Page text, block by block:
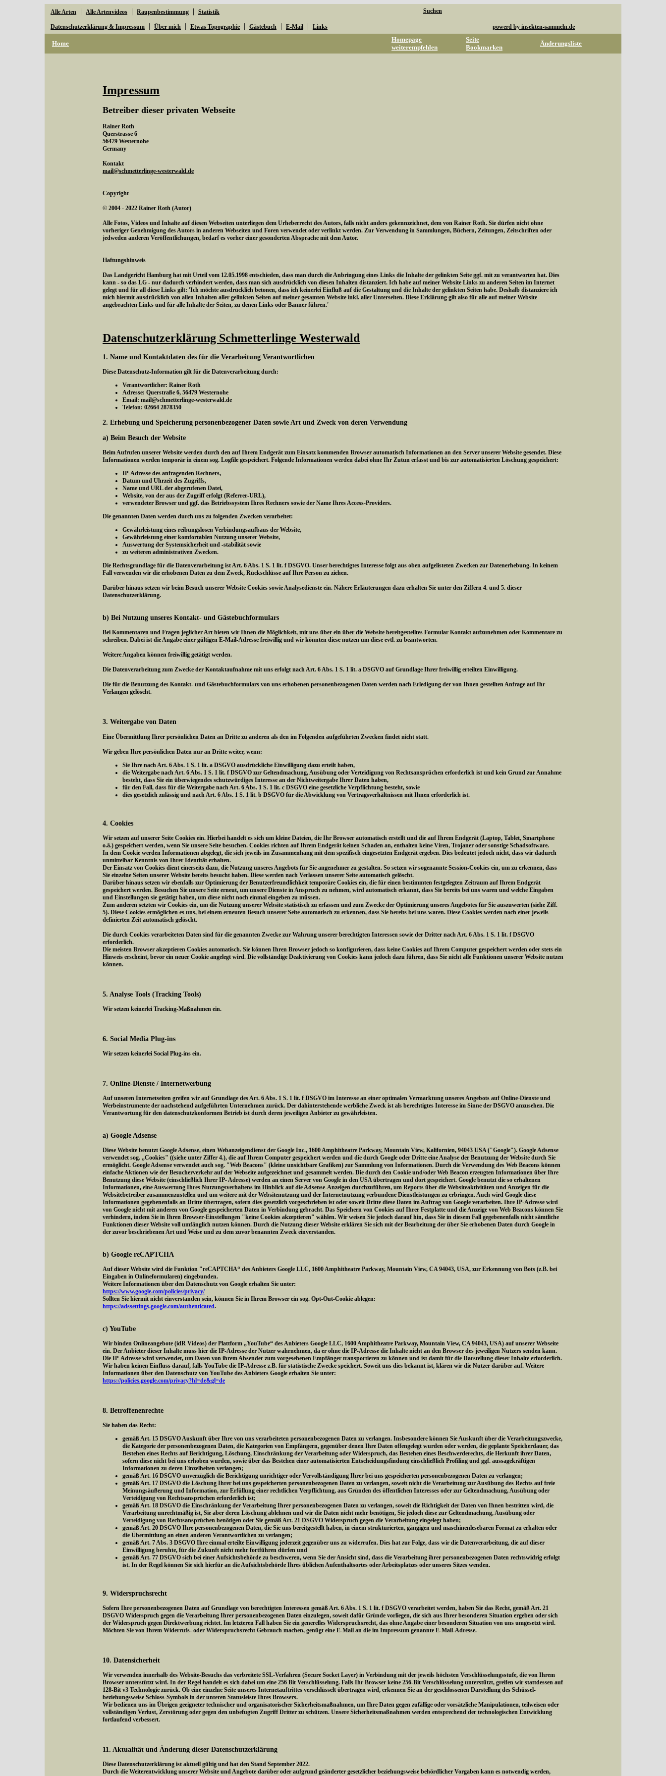
Alle Arten | Alle Artenvideos | Raupenbestimmung | Statistik Suchen
Datenschutzerklärung & Impressum | Über mich | Etwas Topographie | Gästebuch | E-Mail | Links powerd by insekten-sammeln.de
Home
Homepage
weiterempfehlen
Seite
Bookmarken
Änderungsliste
Impressum
Betreiber dieser privaten Webseite
Rainer Roth
Querstrasse 6
56479 Westernohe
Germany
Kontakt
mail@schmetterlinge-westerwald.de
Copyright
© 2004 - 2022 Rainer Roth (Autor)
Alle Fotos, Videos und Inhalte auf diesen Webseiten unterliegen dem Urheberrecht des Autors, falls nicht anders gekennzeichnet, dem von Rainer Roth. Sie dürfen nicht ohne
vorheriger Genehmigung des Autors in anderen Webseiten und Foren verwendet oder verlinkt werden. Zur Verwendung in Sammlungen, Büchern, Zeitungen, Zeitschriften oder
jedweden anderen Veröffentlichungen, bedarf es vorher einer gesonderten Absprache mit dem Autor.
Haftungshinweis
Das Landgericht Hamburg hat mit Urteil vom 12.05.1998 entschieden, dass man durch die Anbringung eines Links die Inhalte der gelinkten Seite ggf. mit zu verantworten hat. Dies
kann - so das LG - nur dadurch verhindert werden, dass man sich ausdrücklich von diesen Inhalten distanziert. Ich habe auf meiner Website Links zu anderen Seiten im Internet
gelegt und für all diese Links gilt: 'Ich möchte ausdrücklich betonen, dass ich keinerlei Einfluß auf die Gestaltung und die Inhalte der gelinkten Seiten habe. Deshalb distanziere ich
mich hiermit ausdrücklich von allen Inhalten aller gelinkten Seiten auf meiner gesamten Website inkl. aller Unterseiten. Diese Erklärung gilt also für alle auf meiner Website
angebrachten Links und für alle Inhalte der Seiten, zu denen Links oder Banner führen.'
Datenschutzerklärung Schmetterlinge Westerwald
1. Name und Kontaktdaten des für die Verarbeitung Verantwortlichen
Diese Datenschutz-Information gilt für die Datenverarbeitung durch:
Verantwortlicher: Rainer Roth
Adresse: Querstraße 6, 56479 Westernohe
Email: mail@schmetterlinge-westerwald.de
Telefon: 02664 2878350
2. Erhebung und Speicherung personenbezogener Daten sowie Art und Zweck von deren Verwendung
a) Beim Besuch der Website
Beim Aufrufen unserer Website werden durch den auf Ihrem Endgerät zum Einsatz kommenden Browser automatisch Informationen an den Server unserer Website gesendet. Diese
Informationen werden temporär in einem sog. Logfile gespeichert. Folgende Informationen werden dabei ohne Ihr Zutun erfasst und bis zur automatisierten Löschung gespeichert:
IP-Adresse des anfragenden Rechners,
Datum und Uhrzeit des Zugriffs,
Name und URL der abgerufenen Datei,
Website, von der aus der Zugriff erfolgt (Referrer-URL),
verwendeter Browser und ggf. das Betriebssystem Ihres Rechners sowie der Name Ihres Access-Providers.
Die genannten Daten werden durch uns zu folgenden Zwecken verarbeitet:
Gewährleistung eines reibungslosen Verbindungsaufbaus der Website,
Gewährleistung einer komfortablen Nutzung unserer Website,
Auswertung der Systemsicherheit und -stabilität sowie
zu weiteren administrativen Zwecken.
Die Rechtsgrundlage für die Datenverarbeitung ist Art. 6 Abs. 1 S. 1 lit. f DSGVO. Unser berechtigtes Interesse folgt aus oben aufgelisteten Zwecken zur Datenerhebung. In keinem
Fall verwenden wir die erhobenen Daten zu dem Zweck, Rückschlüsse auf Ihre Person zu ziehen.
Darüber hinaus setzen wir beim Besuch unserer Website Cookies sowie Analysedienste ein. Nähere Erläuterungen dazu erhalten Sie unter den Ziffern 4. und 5. dieser
Datenschutzerklärung.
b) Bei Nutzung unseres Kontakt- und Gästebuchformulars
Bei Kommentaren und Fragen jeglicher Art bieten wir Ihnen die Möglichkeit, mit uns über ein über die Website bereitgestelltes Formular Kontakt aufzunehmen oder Kommentare zu
schreiben. Dabei ist die Angabe einer gültigen E-Mail-Adresse freiwillig und wir könnten diese nutzen um diese evtl. zu beantworten.
Weitere Angaben können freiwillig getätigt werden.
Die Datenverarbeitung zum Zwecke der Kontaktaufnahme mit uns erfolgt nach Art. 6 Abs. 1 S. 1 lit. a DSGVO auf Grundlage Ihrer freiwillig erteilten Einwilligung.
Die für die Benutzung des Kontakt- und Gästebuchformulars von uns erhobenen personenbezogenen Daten werden nach Erledigung der von Ihnen gestellten Anfrage auf Ihr
Verlangen gelöscht.
3. Weitergabe von Daten
Eine Übermittlung Ihrer persönlichen Daten an Dritte zu anderen als den im Folgenden aufgeführten Zwecken findet nicht statt.
Wir geben Ihre persönlichen Daten nur an Dritte weiter, wenn:
Sie Ihre nach Art. 6 Abs. 1 S. 1 lit. a DSGVO ausdrückliche Einwilligung dazu erteilt haben,
die Weitergabe nach Art. 6 Abs. 1 S. 1 lit. f DSGVO zur Geltendmachung, Ausübung oder Verteidigung von Rechtsansprüchen erforderlich ist und kein Grund zur Annahme
besteht, dass Sie ein überwiegendes schutzwürdiges Interesse an der Nichtweitergabe Ihrer Daten haben,
für den Fall, dass für die Weitergabe nach Art. 6 Abs. 1 S. 1 lit. c DSGVO eine gesetzliche Verpflichtung besteht, sowie
dies gesetzlich zulässig und nach Art. 6 Abs. 1 S. 1 lit. b DSGVO für die Abwicklung von Vertragsverhältnissen mit Ihnen erforderlich ist.
4. Cookies
Wir setzen auf unserer Seite Cookies ein. Hierbei handelt es sich um kleine Dateien, die Ihr Browser automatisch erstellt und die auf Ihrem Endgerät (Laptop, Tablet, Smartphone
o.ä.) gespeichert werden, wenn Sie unsere Seite besuchen. Cookies richten auf Ihrem Endgerät keinen Schaden an, enthalten keine Viren, Trojaner oder sonstige Schadsoftware.
In dem Cookie werden Informationen abgelegt, die sich jeweils im Zusammenhang mit dem spezifisch eingesetzten Endgerät ergeben. Dies bedeutet jedoch nicht, dass wir dadurch
unmittelbar Kenntnis von Ihrer Identität erhalten.
Der Einsatz von Cookies dient einerseits dazu, die Nutzung unseres Angebots für Sie angenehmer zu gestalten. So setzen wir sogenannte Session-Cookies ein, um zu erkennen, dass
Sie einzelne Seiten unserer Website bereits besucht haben. Diese werden nach Verlassen unserer Seite automatisch gelöscht.
Darüber hinaus setzen wir ebenfalls zur Optimierung der Benutzerfreundlichkeit temporäre Cookies ein, die für einen bestimmten festgelegten Zeitraum auf Ihrem Endgerät
gespeichert werden. Besuchen Sie unsere Seite erneut, um unsere Dienste in Anspruch zu nehmen, wird automatisch erkannt, dass Sie bereits bei uns waren und welche Eingaben
und Einstellungen sie getätigt haben, um diese nicht noch einmal eingeben zu müssen.
Zum anderen setzten wir Cookies ein, um die Nutzung unserer Website statistisch zu erfassen und zum Zwecke der Optimierung unseres Angebotes für Sie auszuwerten (siehe Ziff.
5). Diese Cookies ermöglichen es uns, bei einem erneuten Besuch unserer Seite automatisch zu erkennen, dass Sie bereits bei uns waren. Diese Cookies werden nach einer jeweils
definierten Zeit automatisch gelöscht.
Die durch Cookies verarbeiteten Daten sind für die genannten Zwecke zur Wahrung unserer berechtigten Interessen sowie der Dritter nach Art. 6 Abs. 1 S. 1 lit. f DSGVO
erforderlich.
Die meisten Browser akzeptieren Cookies automatisch. Sie können Ihren Browser jedoch so konfigurieren, dass keine Cookies auf Ihrem Computer gespeichert werden oder stets ein
Hinweis erscheint, bevor ein neuer Cookie angelegt wird. Die vollständige Deaktivierung von Cookies kann jedoch dazu führen, dass Sie nicht alle Funktionen unserer Website nutzen
können.
5. Analyse Tools (Tracking Tools)
Wir setzen keinerlei Tracking-Maßnahmen ein.
6. Social Media Plug-ins
Wir setzen keinerlei Social Plug-ins ein.
7. Online-Dienste / Internetwerbung
Auf unseren Internetseiten greifen wir auf Grundlage des Art. 6 Abs. 1 S. 1 lit. f DSGVO im Interesse an einer optimalen Vermarktung unseres Angebots auf Online-Dienste und
Werbeinstrumente der nachstehend aufgeführten Unternehmen zurück. Der dahinterstehende werbliche Zweck ist als berechtigtes Interesse im Sinne der DSGVO anzusehen. Die
Verantwortung für den datenschutzkonformen Betrieb ist durch deren jeweiligen Anbieter zu gewährleisten.
a) Google Adsense
Diese Website benutzt Google Adsense, einen Webanzeigendienst der Google Inc., 1600 Amphitheatre Parkway, Mountain View, Kalifornien, 94043 USA ("Google"). Google Adsense
verwendet sog. „Cookies" ((siehe unter Ziffer 4.), die auf Ihrem Computer gespeichert werden und die durch Google oder Dritte eine Analyse der Benutzung der Website durch Sie
ermöglicht. Google Adsense verwendet auch sog. "Web Beacons" (kleine unsichtbare Grafiken) zur Sammlung von Informationen. Durch die Verwendung des Web Beacons können
einfache Aktionen wie der Besucherverkehr auf der Webseite aufgezeichnet und gesammelt werden. Die durch den Cookie und/oder Web Beacon erzeugten Informationen über Ihre
Benutzung diese Website (einschließlich Ihrer IP- Adresse) werden an einen Server von Google in den USA übertragen und dort gespeichert. Google benutzt die so erhaltenen
Informationen, eine Auswertung Ihres Nutzungsverhaltens im Hinblick auf die Adsense-Anzeigen durchzuführen, um Reports über die Websiteaktivitäten und Anzeigen für die
Websitebetreiber zusammenzustellen und um weitere mit der Websitenutzung und der Internetnutzung verbundene Dienstleistungen zu erbringen. Auch wird Google diese
Informationen gegebenenfalls an Dritte übertragen, sofern dies gesetzlich vorgeschrieben ist oder soweit Dritte diese Daten im Auftrag von Google verarbeiten. Ihre IP-Adresse wird
von Google nicht mit anderen von Google gespeicherten Daten in Verbindung gebracht. Das Speichern von Cookies auf Ihrer Festplatte und die Anzeige von Web Beacons können Sie
verhindern, indem Sie in Ihren Browser-Einstellungen "keine Cookies akzeptieren" wählen. Wir weisen Sie jedoch darauf hin, dass Sie in diesem Fall gegebenenfalls nicht sämtliche
Funktionen dieser Website voll umfänglich nutzen können. Durch die Nutzung dieser Website erklären Sie sich mit der Bearbeitung der über Sie erhobenen Daten durch Google in
der zuvor beschriebenen Art und Weise und zu dem zuvor benannten Zweck einverstanden.
b) Google reCAPTCHA
Auf dieser Website wird die Funktion "reCAPTCHA“ des Anbieters Google LLC, 1600 Amphitheatre Parkway, Mountain View, CA 94043, USA, zur Erkennung von Bots (z.B. bei
Eingaben in Onlineformularen) eingebunden.
Weitere Informationen über den Datenschutz von Google erhalten Sie unter:
https://www.google.com/policies/privacy/
Sollten Sie hiermit nicht einverstanden sein, können Sie in Ihrem Browser ein sog. Opt-Out-Cookie ablegen:
https://adssettings.google.com/authenticated.
c) YouTube
Wir binden Onlineangebote (idR Videos) der Plattform „YouTube“ des Anbieters Google LLC, 1600 Amphitheatre Parkway, Mountain View, CA 94043, USA) auf unserer Webseite
ein. Der Anbieter dieser Inhalte muss hier die IP-Adresse der Nutzer wahrnehmen, da er ohne die IP-Adresse die Inhalte nicht an den Browser des jeweiligen Nutzers senden kann.
Die IP-Adresse wird verwendet, um Daten von ihrem Absender zum vorgesehenen Empfänger transportieren zu können und ist damit für die Darstellung dieser Inhalte erforderlich.
Wir haben keinen Einfluss darauf, falls YouTube die IP-Adresse z.B. für statistische Zwecke speichert. Soweit uns dies bekannt ist, klären wir die Nutzer darüber auf. Weitere
Informationen über den Datenschutz von YouTube des Anbieters Google erhalten Sie unter:
https://policies.google.com/privacy?hl=de&gl=de
8. Betroffenenrechte
Sie haben das Recht:
gemäß Art. 15 DSGVO Auskunft über Ihre von uns verarbeiteten personenbezogenen Daten zu verlangen. Insbesondere können Sie Auskunft über die Verarbeitungszwecke,
die Kategorie der personenbezogenen Daten, die Kategorien von Empfängern, gegenüber denen Ihre Daten offengelegt wurden oder werden, die geplante Speicherdauer, das
Bestehen eines Rechts auf Berichtigung, Löschung, Einschränkung der Verarbeitung oder Widerspruch, das Bestehen eines Beschwerderechts, die Herkunft ihrer Daten,
sofern diese nicht bei uns erhoben wurden, sowie über das Bestehen einer automatisierten Entscheidungsfindung einschließlich Profiling und ggf. aussagekräftigen
Informationen zu deren Einzelheiten verlangen;
gemäß Art. 16 DSGVO unverzüglich die Berichtigung unrichtiger oder Vervollständigung Ihrer bei uns gespeicherten personenbezogenen Daten zu verlangen;
gemäß Art. 17 DSGVO die Löschung Ihrer bei uns gespeicherten personenbezogenen Daten zu verlangen, soweit nicht die Verarbeitung zur Ausübung des Rechts auf freie
Meinungsäußerung und Information, zur Erfüllung einer rechtlichen Verpflichtung, aus Gründen des öffentlichen Interesses oder zur Geltendmachung, Ausübung oder
Verteidigung von Rechtsansprüchen erforderlich ist;
gemäß Art. 18 DSGVO die Einschränkung der Verarbeitung Ihrer personenbezogenen Daten zu verlangen, soweit die Richtigkeit der Daten von Ihnen bestritten wird, die
Verarbeitung unrechtmäßig ist, Sie aber deren Löschung ablehnen und wir die Daten nicht mehr benötigen, Sie jedoch diese zur Geltendmachung, Ausübung oder
Verteidigung von Rechtsansprüchen benötigen oder Sie gemäß Art. 21 DSGVO Widerspruch gegen die Verarbeitung eingelegt haben;
gemäß Art. 20 DSGVO Ihre personenbezogenen Daten, die Sie uns bereitgestellt haben, in einem strukturierten, gängigen und maschinenlesebaren Format zu erhalten oder
die Übermittlung an einen anderen Verantwortlichen zu verlangen;
gemäß Art. 7 Abs. 3 DSGVO Ihre einmal erteilte Einwilligung jederzeit gegenüber uns zu widerrufen. Dies hat zur Folge, dass wir die Datenverarbeitung, die auf dieser
Einwilligung beruhte, für die Zukunft nicht mehr fortführen dürfen und
gemäß Art. 77 DSGVO sich bei einer Aufsichtsbehörde zu beschweren, wenn Sie der Ansicht sind, dass die Verarbeitung ihrer personenbezogenen Daten rechtswidrig erfolgt
ist. In der Regel können Sie sich hierfür an die Aufsichtsbehörde Ihres üblichen Aufenthaltsortes oder Arbeitsplatzes oder unseres Sitzes wenden.
9. Widerspruchsrecht
Sofern Ihre personenbezogenen Daten auf Grundlage von berechtigten Interessen gemäß Art. 6 Abs. 1 S. 1 lit. f DSGVO verarbeitet werden, haben Sie das Recht, gemäß Art. 21
DSGVO Widerspruch gegen die Verarbeitung Ihrer personenbezogenen Daten einzulegen, soweit dafür Gründe vorliegen, die sich aus Ihrer besonderen Situation ergeben oder sich
der Widerspruch gegen Direktwerbung richtet. Im letzteren Fall haben Sie ein generelles Widerspruchsrecht, das ohne Angabe einer besonderen Situation von uns umgesetzt wird.
Möchten Sie von Ihrem Widerrufs- oder Widerspruchsrecht Gebrauch machen, genügt eine E-Mail an die im Impressum genannte E-Mail-Adresse.
10. Datensicherheit
Wir verwenden innerhalb des Website-Besuchs das verbreitete SSL-Verfahren (Secure Socket Layer) in Verbindung mit der jeweils höchsten Verschlüsselungsstufe, die von Ihrem
Browser unterstützt wird. In der Regel handelt es sich dabei um eine 256 Bit Verschlüsselung. Falls Ihr Browser keine 256-Bit Verschlüsselung unterstützt, greifen wir stattdessen auf
128-Bit v3 Technologie zurück. Ob eine einzelne Seite unseres Internetauftrittes verschlüsselt übertragen wird, erkennen Sie an der geschlossenen Darstellung des Schüssel-
beziehungsweise Schloss-Symbols in der unteren Statusleiste Ihres Browsers.
Wir bedienen uns im Übrigen geeigneter technischer und organisatorischer Sicherheitsmaßnahmen, um Ihre Daten gegen zufällige oder vorsätzliche Manipulationen, teilweisen oder
vollständigen Verlust, Zerstörung oder gegen den unbefugten Zugriff Dritter zu schützen. Unsere Sicherheitsmaßnahmen werden entsprechend der technologischen Entwicklung
fortlaufend verbessert.
11. Aktualität und Änderung dieser Datenschutzerklärung
Diese Datenschutzerklärung ist aktuell gültig und hat den Stand September 2022.
Durch die Weiterentwicklung unserer Website und Angebote darüber oder aufgrund geänderter gesetzlicher beziehungsweise behördlicher Vorgaben kann es notwendig werden,